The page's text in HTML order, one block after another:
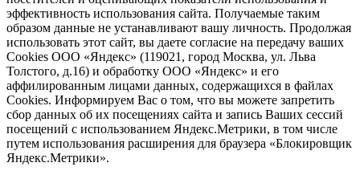
эффективность использования сайта. Получаемые таким
образом данные не устанавливают вашу личность. Продолжая
использовать этот сайт, вы даете согласие на передачу ваших
Cookies ООО «Яндекс» (119021, город Москва, ул. Льва
Толстого, д.16) и обработку ООО «Яндекс» и его
аффилированным лицами данных, содержащихся в файлах
Cookies. Информируем Вас о том, что вы можете запретить
сбор данных об их посещениях сайта и запись Ваших сессий
посещений с использованием Яндекс.Метрики, в том числе
путем использования расширения для браузера «Блокировщик
Яндекс.Метрики».